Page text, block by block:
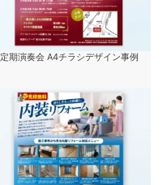
定期演奏会 A4チラシデザイン事例